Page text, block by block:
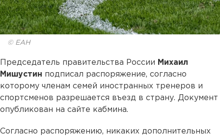
© ЕАН
Председатель правительства России Михаил
Мишустин подписал распоряжение, согласно
которому членам семей иностранных тренеров и
спортсменов разрешается въезд в страну. Документ
опубликован на сайте кабмина.
Согласно распоряжению, никаких дополнительных